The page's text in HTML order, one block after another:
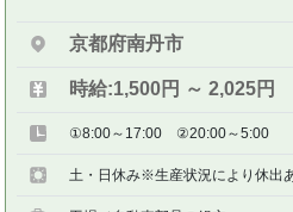
京都府南丹市
時給:1,500円 ～ 2,025円
①8:00～17:00 ②20:00～5:00
土・日休み※生産状況により休出